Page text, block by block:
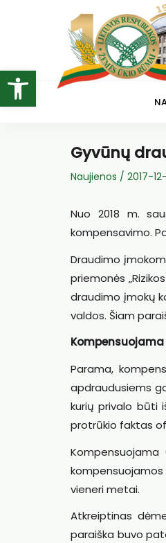
Open toolbar
Gyvūnų
Naujienos / 2017-
Nuo 2018 m.
kompensavimo.
Draudimo
priemonės
draudimo įmokų
valdos. Šiam
Parama,
apdraudusiems
kurių privalo būti
protrūkio faktas
vieneri metai.
Atkreiptinas
paraiška buvo